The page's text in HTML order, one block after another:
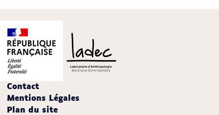
Contact
Mentions Légales
Plan du site